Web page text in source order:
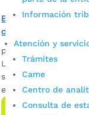
Información
Atención y
Trámites
Came
Centro de
Consulta de
Bucaramanga se
de Gastrofusión
por admin_prensa
La capital
sabores y
edición de